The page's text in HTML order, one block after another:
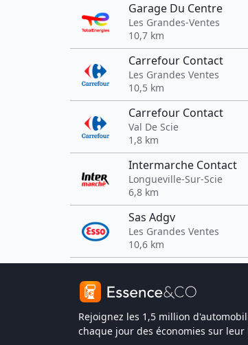
Garage Du Centre
Les Grandes-Ventes
10,7 km
Carrefour Contact
Les Grandes Ventes
10,5 km
Carrefour Contact
Val De Scie
1,8 km
Intermarche Contact
Longueville-Sur-Scie
6,8 km
Sas Adgv
Les Grandes Ventes
10,6 km
Rejoignez les 1,5 million
chaque jour des économies sur